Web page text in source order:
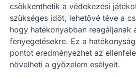
csökkenthetik a védekezési
szükséges időt, lehetővé téve a
hogy hatékonyabban reagáljanak
fenyegetésekre. Ez a
pontot eredményezhet az
növelheti a győzelem esélyeit.